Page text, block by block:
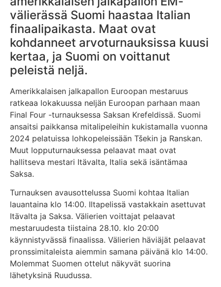
välierässä Suomi haastaa Italian
finaalipaikasta. Maat ovat
kohdanneet arvoturnauksissa kuusi
kertaa, ja Suomi on voittanut
peleistä neljä.
Amerikkalaisen jalkapallon Euroopan mestaruus
ratkeaa lokakuussa neljän Euroopan parhaan maan
Final Four -turnauksessa Saksan Krefeldissä. Suomi
ansaitsi paikkansa mitalipeleihin kukistamalla vuonna
2024 pelatuissa lohkopeleissään Tšekin ja Ranskan.
Muut lopputurnauksessa pelaavat maat ovat
hallitseva mestari Itävalta, Italia sekä isäntämaa
Saksa.
Turnauksen avausottelussa Suomi kohtaa Italian
lauantaina klo 14:00. Iltapelissä vastakkain asettuvat
Itävalta ja Saksa. Välierien voittajat pelaavat
mestaruudesta tiistaina 28.10. klo 20:00
käynnistyvässä finaalissa. Välierien häviäjät pelaavat
pronssimitaleista aiemmin samana päivänä klo 14:00.
Molemmat Suomen ottelut näkyvät suorina
lähetyksinä Ruudussa.